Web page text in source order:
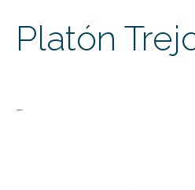
Platón
–